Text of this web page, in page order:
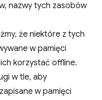
nazwy tych zasobów
że niektóre z tych
w pamięci
korzystać offline.
w tle, aby
w pamięci